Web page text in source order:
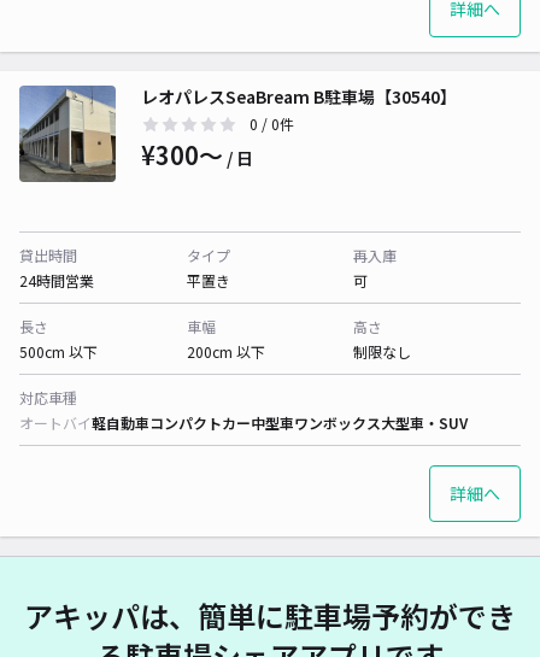
詳細へ
レオパレスSeaBream B駐車場【30540】
0 / 0件
¥300〜 / 日
貸出時間
24時間営業
タイプ
平置き
再入庫
可
長さ
500cm 以下
車幅
200cm 以下
高さ
制限なし
対応車種
オートバイ軽自動車コンパクトカー中型車ワンボックス大型車・SUV
詳細へ
アキッパは、簡単に駐車場予約ができ